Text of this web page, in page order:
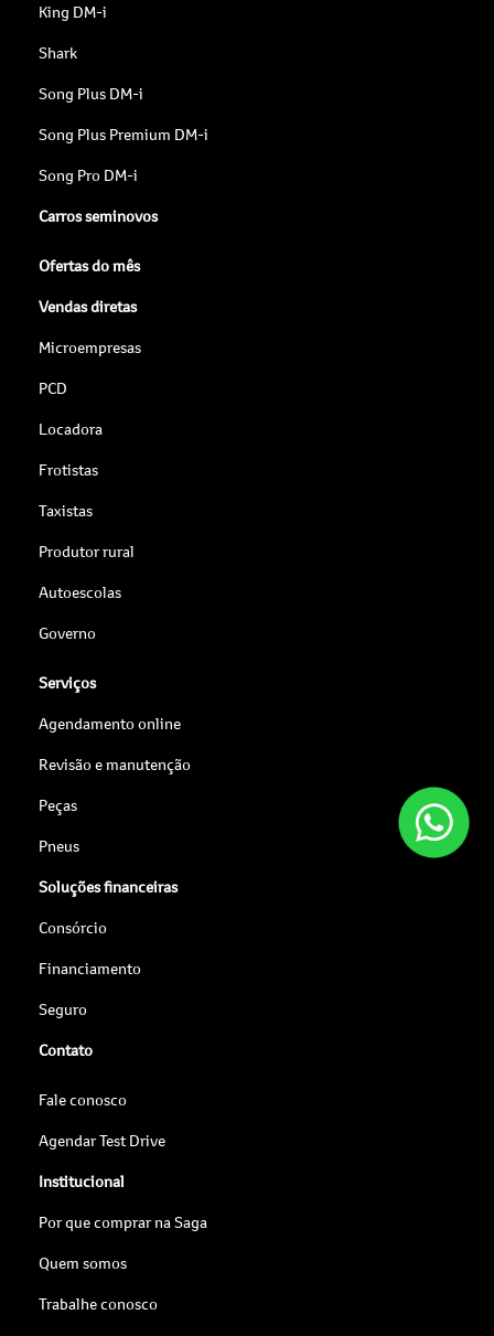
King DM-i
Shark
Song Plus DM-i
Song Plus Premium DM-i
Song Pro DM-i
Carros seminovos
Ofertas do mês
Vendas diretas
Microempresas
PCD
Locadora
Frotistas
Taxistas
Produtor rural
Autoescolas
Governo
Serviços
Agendamento online
Revisão e manutenção
Peças
Pneus
Soluções financeiras
Consórcio
Financiamento
Seguro
Contato
Fale conosco
Agendar Test Drive
Institucional
Por que comprar na Saga
Quem somos
Trabalhe conosco